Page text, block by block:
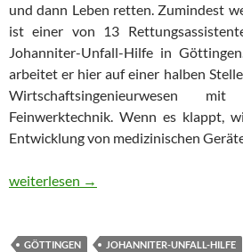
und dann Leben retten. Zumindest
ist einer von 13
Johanniter-Unfall-Hilfe in
arbeitet er hier auf einer halben
Wirtschaftsingenieurwesen
Feinwerktechnik. Wenn es klappt,
Entwicklung von medizinischen
Retten, schlafen, retten, schlafen
weiterlesen →
GÖTTINGEN JOHANNITER-UNFALL-HILFE